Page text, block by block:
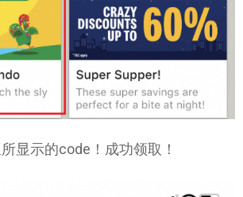
显示的code！成功领取！